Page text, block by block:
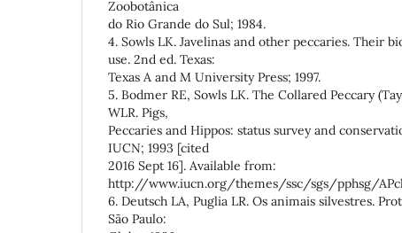
Zoobotânica
do Rio Grande do Sul; 1984.
4. Sowls LK. Javelinas and other peccaries. Their
use. 2nd ed. Texas:
Texas A and M University Press; 1997.
5. Bodmer RE, Sowls LK. The Collared Peccary
WLR. Pigs,
Peccaries and Hippos: status survey and
IUCN; 1993 [cited
2016 Sept 16]. Available from:
http://www.iucn.org/themes/ssc/sgs/pphsg/
6. Deutsch LA, Puglia LR. Os animais silvestres.
São Paulo: